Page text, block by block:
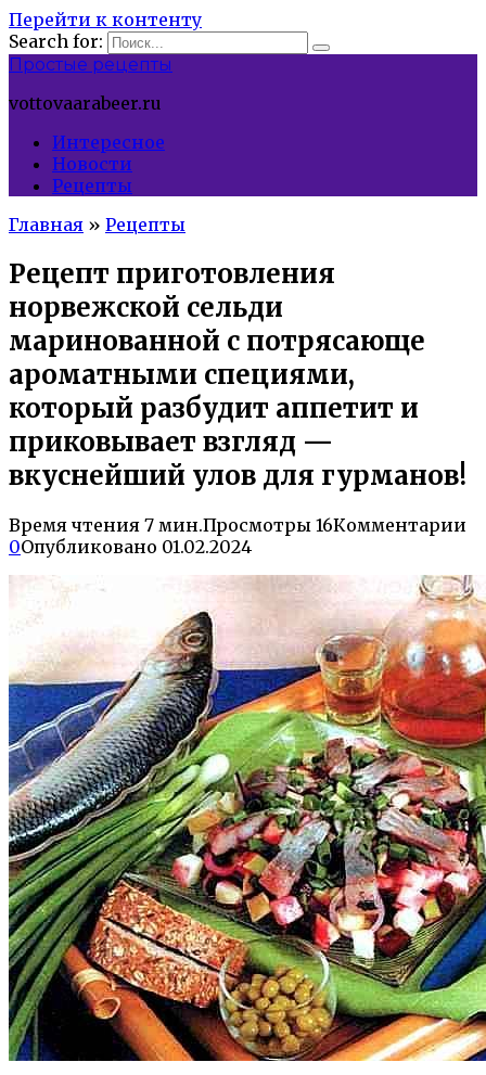
Перейти к контенту
Search for:
Простые рецепты
vottovaarabeer.ru
Интересное
Новости
Рецепты
Главная » Рецепты
Рецепт приготовления
норвежской сельди
маринованной с потрясающе
ароматными специями,
который разбудит аппетит и
приковывает взгляд —
вкуснейший улов для гурманов!
Время чтения 7 мин.Просмотры 16Комментарии
0Опубликовано 01.02.2024